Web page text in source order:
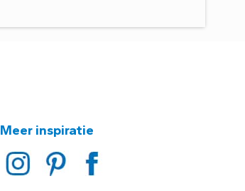
Meer inspiratie